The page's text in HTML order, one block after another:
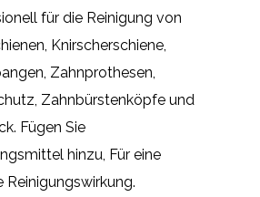
für die Reinigung von
Knirscherschiene,
Zahnprothesen,
Zahnbürstenköpfe und
Fügen Sie
hinzu, Für eine
Reinigungswirkung.